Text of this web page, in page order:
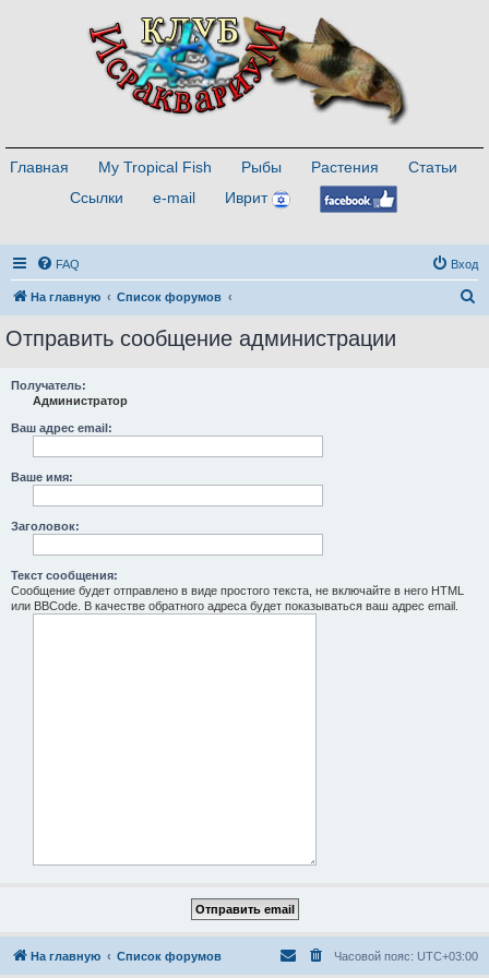
Главная My Tropical Fish Рыбы Растения
Статьи
Ссылки
e-mail Иврит
FAQ Вход
На главную Список форумов
Отправить сообщение администрации
Получатель:
Администратор
Ваш адрес email:
Ваше имя:
Заголовок:
Текст сообщения:
Сообщение будет отправлено в виде простого текста, не включайте в него HTML
или BBCode. В качестве обратного адреса будет показываться ваш адрес email.
На главную Список форумов Часовой пояс: UTC+03:00